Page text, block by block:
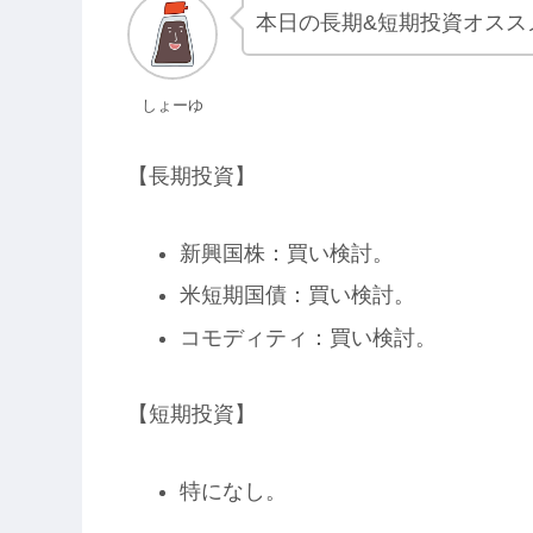
しょーゆ
本日の長期&短期投資オスス
【長期投資】
新興国株：買い検討。
米短期国債：買い検討。
コモディティ：買い検討。
【短期投資】
特になし。